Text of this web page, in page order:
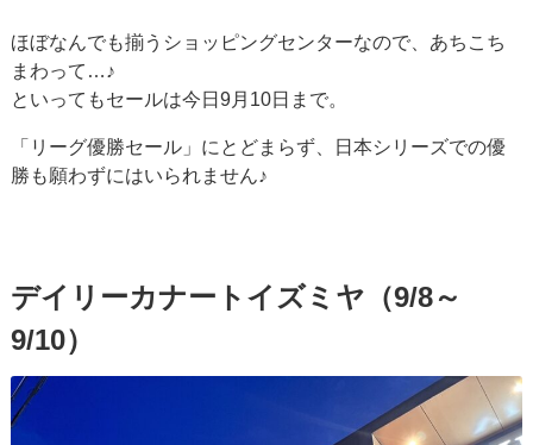
ほぼなんでも揃うショッピングセンターなので、あちこち
まわって…♪
といってもセールは今日9月10日まで。
「リーグ優勝セール」にとどまらず、日本シリーズでの優
勝も願わずにはいられません♪
デイリーカナートイズミヤ（9/8～
9/10）